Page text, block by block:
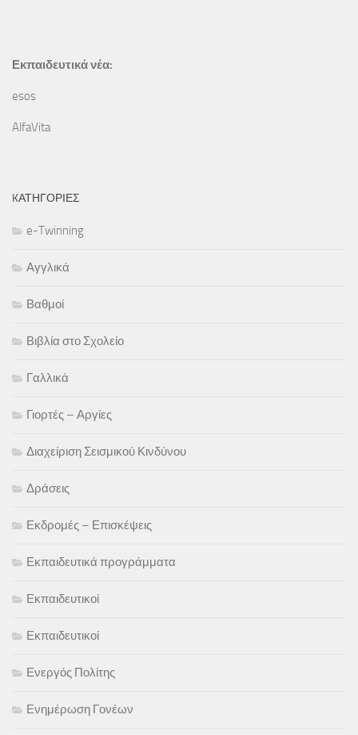
Εκπαιδευτικά νέα:
esos
AlfaVita
KΑΤΗΓΟΡΊΕΣ
e-Twinning
Αγγλικά
Βαθμοί
Βιβλία στο Σχολείο
Γαλλικά
Γιορτές – Αργίες
Διαχείριση Σεισμικού Κινδύνου
Δράσεις
Εκδρομές – Επισκέψεις
Εκπαιδευτικά προγράμματα
Εκπαιδευτικοί
Εκπαιδευτικοί
Ενεργός Πολίτης
Ενημέρωση Γονέων